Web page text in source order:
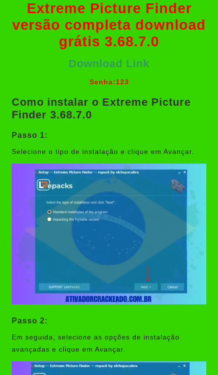
Extreme Picture Finder
versão completa download
grátis 3.68.7.0
Download Link
Senha:123
Como instalar o Extreme Picture
Finder 3.68.7.0
Passo 1:
Selecione o tipo de instalação e clique em Avançar.
Passo 2:
Em seguida, selecione as opções de instalação
avançadas e clique em Avançar.